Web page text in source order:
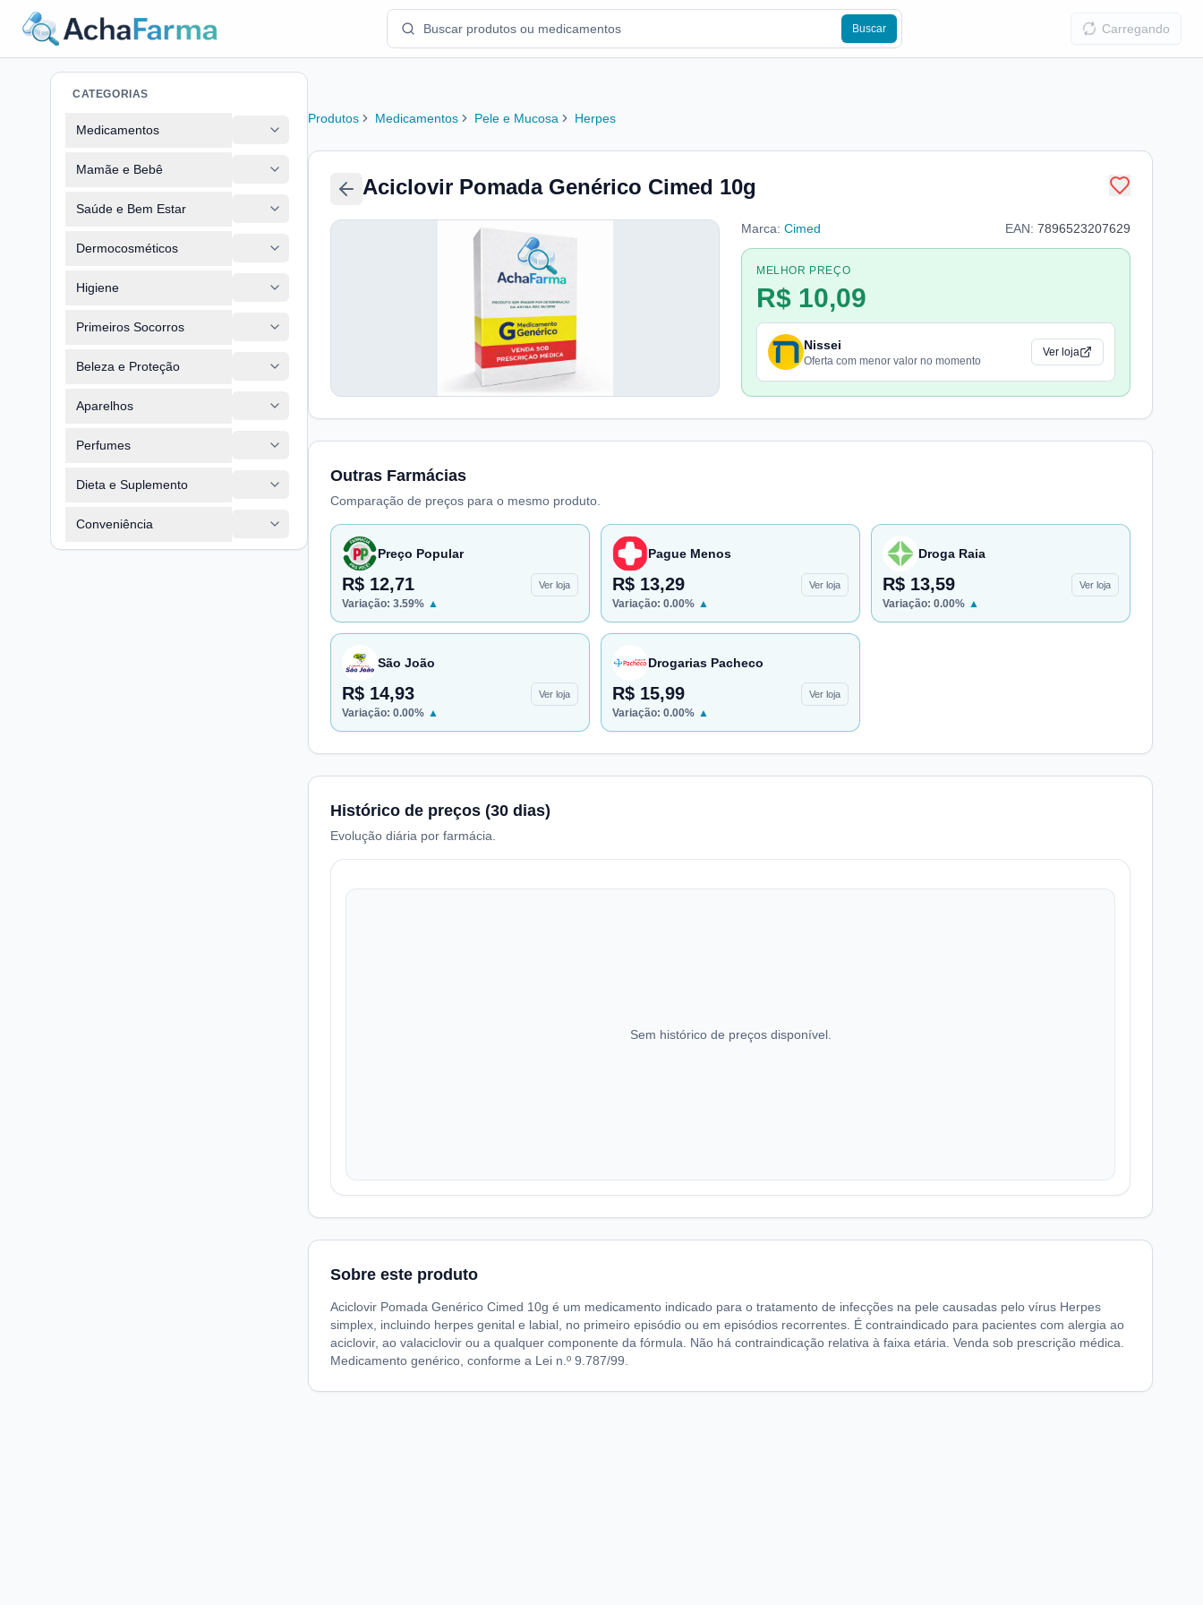
Buscar Carregando
CATEGORIAS
Medicamentos
Mamãe e Bebê
Saúde e Bem Estar
Dermocosméticos
Higiene
Primeiros Socorros
Beleza e Proteção
Aparelhos
Perfumes
Dieta e Suplemento
Conveniência
Produtos Medicamentos Pele e Mucosa Herpes
Aciclovir Pomada Genérico Cimed 10g
Marca: Cimed EAN: 7896523207629
MELHOR PREÇO
R$ 10,09
Nissei
Oferta com menor valor no momento
Ver loja
Outras Farmácias
Comparação de preços para o mesmo produto.
Preço Popular
R$ 12,71 Ver loja
Variação: 3.59% ▲
Pague Menos
R$ 13,29 Ver loja
Variação: 0.00% ▲
Droga Raia
R$ 13,59 Ver loja
Variação: 0.00% ▲
São João
R$ 14,93 Ver loja
Variação: 0.00% ▲
Drogarias Pacheco
R$ 15,99 Ver loja
Variação: 0.00% ▲
Histórico de preços (30 dias)
Evolução diária por farmácia.
Sem histórico de preços disponível.
Sobre este produto
Aciclovir Pomada Genérico Cimed 10g é um medicamento indicado para o tratamento de infecções na pele causadas pelo vírus Herpes
simplex, incluindo herpes genital e labial, no primeiro episódio ou em episódios recorrentes. É contraindicado para pacientes com alergia ao
aciclovir, ao valaciclovir ou a qualquer componente da fórmula. Não há contraindicação relativa à faixa etária. Venda sob prescrição médica.
Medicamento genérico, conforme a Lei n.º 9.787/99.